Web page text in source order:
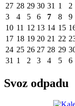
27 28 29 30 31 1
2
3
4 5 6 7 8
9
10 11 12 13 14 15
17 18 19 20 21 22
24 25 26 27 28 29
31 1 2 3 4 5 6
Svoz odpadu